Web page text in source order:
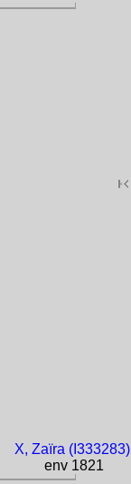
X, Zaïra (I333283)
env 1821